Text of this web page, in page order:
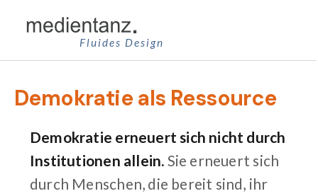
Inhalt
springen
Fluides Design
Demokratie als Ressource
Demokratie erneuert sich nicht durch
Institutionen allein. Sie erneuert sich
durch Menschen, die bereit sind, ihr